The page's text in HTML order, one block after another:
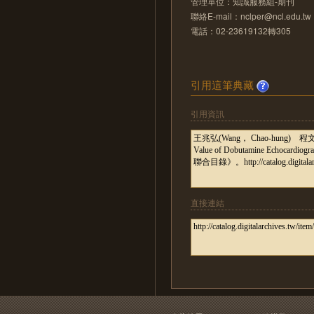
聯絡E-mail：nclper@ncl.edu.tw
電話：02-23619132轉305
引用這筆典藏
引用資訊
直接連結